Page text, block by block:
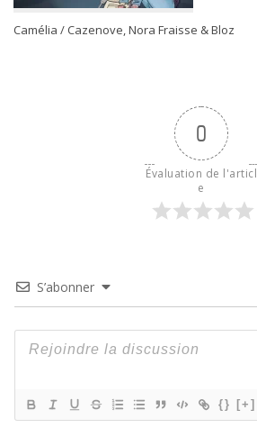
Camélia / Cazenove, Nora Fraisse & Bloz
0
Évaluation de l'articl
e
S’abonner
{} [+]